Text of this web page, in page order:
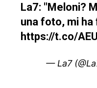
La7: "Meloni?
una foto, mi ha
https://t.co/
— La7